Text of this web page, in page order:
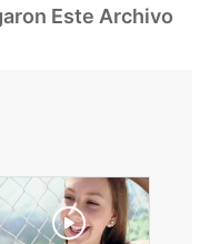
Este Archivo